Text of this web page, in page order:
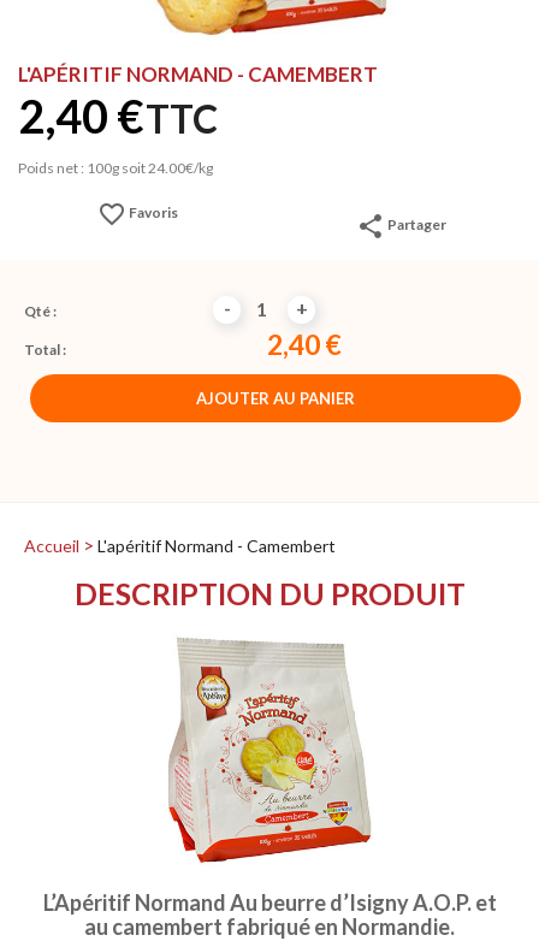
L'APÉRITIF NORMAND - CAMEMBERT
2,40 €TTC
Poids net : 100g soit 24.00€/kg
favorite_border Favoris share Partager
Qté : - +
Total : 2,40 €
AJOUTER AU PANIER
Accueil L'apéritif Normand - Camembert
DESCRIPTION DU PRODUIT
L’Apéritif Normand Au beurre d’Isigny A.O.P. et
au camembert fabriqué en Normandie.